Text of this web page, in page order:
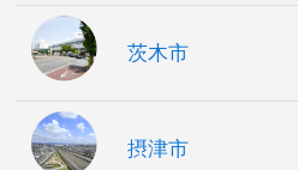
茨木市
摂津市